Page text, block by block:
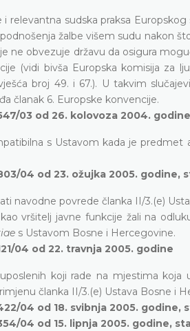
relevantna sudska praksa
žalbe višem sudu nakon
ne obvezuje državu da osigura
(vidi bivša Europska komisija za
broj 49. i 67.). U takvim
članak 6. Europske konvencije.
03 od 26. kolovoza 2004. godine
s Ustavom kada je predmet
04 od 23. ožujka 2005. godine,
navodne povrede članka II/3.(e)
vršitelj javne funkcije žali na
s Ustavom Bosne i Hercegovine.
04 od 22. travnja 2005. godine
koji rade na mjestima koja
članka II/3.(e) Ustava Bosne i
04 od 18. svibnja 2005. godine,
04 od 15. lipnja 2005. godine,